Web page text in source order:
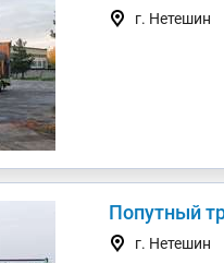
г. Нетешин
Попутный
г. Нетешин